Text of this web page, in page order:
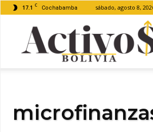
17.1 C Cochabamba sábado, agosto 8,